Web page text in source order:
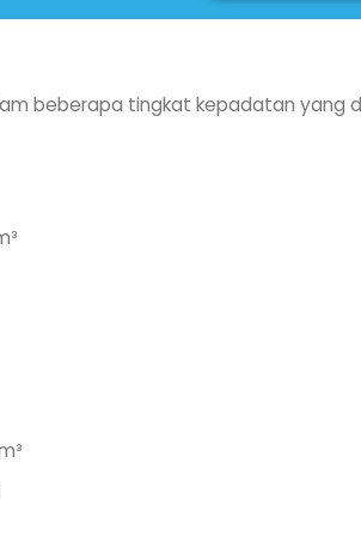
beberapa tingkat kepadatan yang